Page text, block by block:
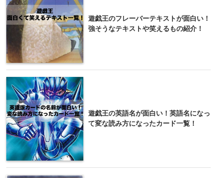
遊戯王のフレーバーテキストが面白い！
強そうなテキストや笑えるもの紹介！
遊戯王の英語名が面白い！英語名になっ
て変な読み方になったカード一覧！